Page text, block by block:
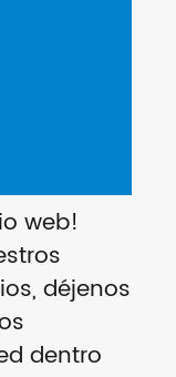
web!
déjenos
dentro